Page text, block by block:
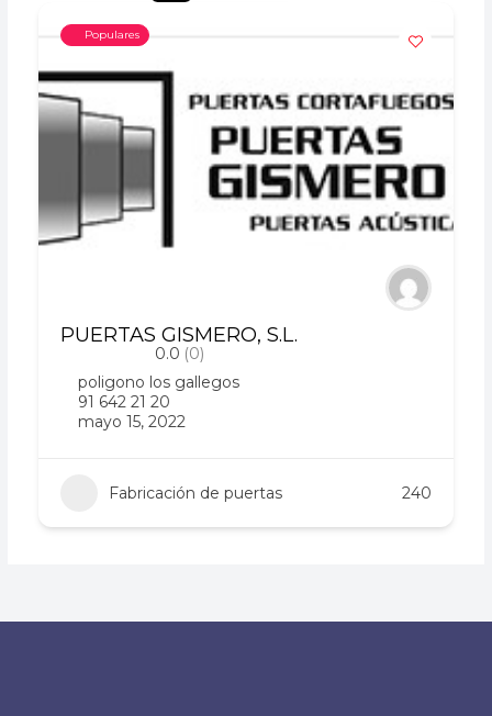
Populares
PUERTAS GISMERO, S.L.
0.0 (0)
poligono los gallegos
91 642 21 20
mayo 15, 2022
Fabricación de puertas 240